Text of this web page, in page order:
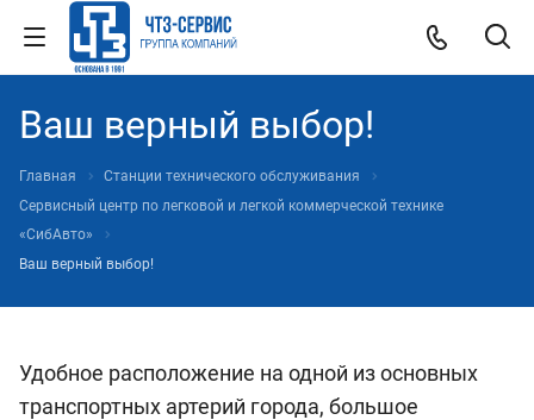
Ваш верный выбор!
Главная
Станции технического обслуживания
Сервисный центр по легковой и легкой коммерческой технике
«СибАвто»
Ваш верный выбор!
Удобное расположение на одной из основных
транспортных артерий города, большое